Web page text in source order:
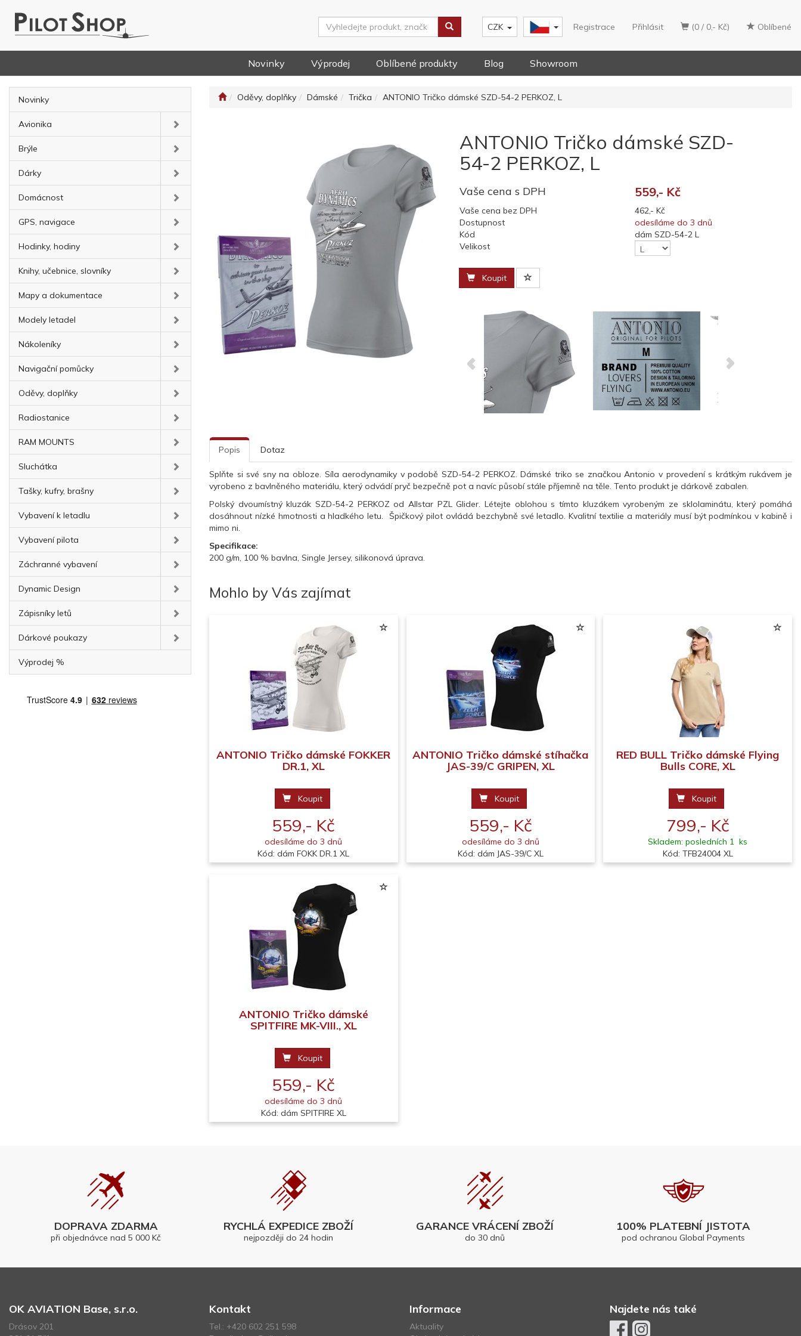
(0 / 0,- Kč) Oblíbené
Registrace Přihlásit
CZK
Novinky Výprodej Oblíbené produkty Blog Showroom
Novinky
Avionika
Brýle
Dárky
Domácnost
GPS, navigace
Hodinky, hodiny
Knihy, učebnice, slovníky
Mapy a dokumentace
Modely letadel
Nákoleníky
Navigační pomůcky
Oděvy, doplňky
Radiostanice
RAM MOUNTS
Sluchátka
Tašky, kufry, brašny
Vybavení k letadlu
Vybavení pilota
Záchranné vybavení
Dynamic Design
Zápisníky letů
Dárkové poukazy
Výprodej %
Oděvy, doplňky Dámské Trička ANTONIO Tričko dámské SZD-54-2 PERKOZ, L
ANTONIO Tričko dámské SZD-
54-2 PERKOZ, L
Vaše cena s DPH 559,- Kč
Vaše cena bez DPH
462,- Kč
Dostupnost
odesíláme do 3 dnů
Kód
dám SZD-54-2 L
Velikost
Koupit
Popis Dotaz
Splňte si své sny na obloze. Síla aerodynamiky v podobě SZD-54-2 PERKOZ. Dámské triko se značkou Antonio v provedení s krátkým rukávem je
vyrobeno z bavlněného materiálu, který odvádí pryč bezpečně pot a navíc působí stále příjemně na těle. Tento produkt je dárkově zabalen.
Polský dvoumístný kluzák SZD-54-2 PERKOZ od Allstar PZL Glider. Létejte oblohou s tímto kluzákem vyrobeným ze sklolaminátu, který pomáhá
dosáhnout nízké hmotnosti a hladkého letu. Špičkový pilot ovládá bezchybně své letadlo. Kvalitní textilie a materiály musí být podmínkou v kabině i
mimo ni.
Specifikace:
200 g/m, 100 % bavlna, Single Jersey, silikonová úprava.
Mohlo by Vás zajímat
ANTONIO Tričko dámské FOKKER
DR.1, XL
Koupit
559,- Kč
odesíláme do 3 dnů
Kód: dám FOKK DR.1 XL
ANTONIO Tričko dámské stíhačka
JAS-39/C GRIPEN, XL
Koupit
559,- Kč
odesíláme do 3 dnů
Kód: dám JAS-39/C XL
RED BULL Tričko dámské Flying
Bulls CORE, XL
Koupit
799,- Kč
Skladem: posledních 1 ks
Kód: TFB24004 XL
ANTONIO Tričko dámské
SPITFIRE MK-VIII., XL
Koupit
559,- Kč
odesíláme do 3 dnů
Kód: dám SPITFIRE XL
DOPRAVA ZDARMA
při objednávce nad 5 000 Kč
RYCHLÁ EXPEDICE ZBOŽÍ
nejpozději do 24 hodin
GARANCE VRÁCENÍ ZBOŽÍ
do 30 dnů
100% PLATEBNÍ JISTOTA
pod ochranou Global Payments
OK AVIATION Base, s.r.o.
Drásov 201
Kontakt
Tel.: +420 602 251 598
Informace
Aktuality
Najdete nás také